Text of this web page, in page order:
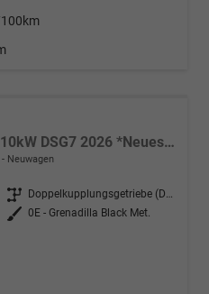
R-Line 1.5 eTSI 150PS/110kW DSG7 2026 *Neues Modell* | +AHK+PARK ASSIST PLUS+18"ALU
Neuwagen
Getriebe
Doppelkupplungsgetriebe (DSG)
Außenfarbe 0E - Grenadilla Black Met.